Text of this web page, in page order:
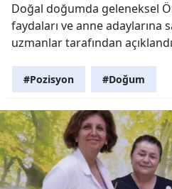
Doğal doğumda geleneksel
faydaları ve anne adaylarına
uzmanlar tarafından
#Pozisyon #Doğum